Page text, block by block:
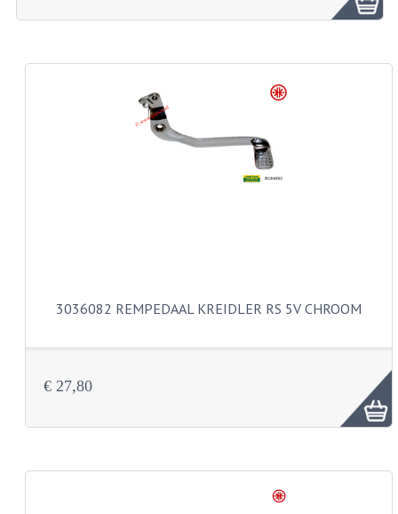
ZUNDAPP ONDERDELEN GEBRUIKT
REMDELEN GEBRUIKT
CADEAUTIPS (NIET ACTIEF)
MOTOR ONDERDELEN
FRAME ONDERDELEN
3036082 REMPEDAAL KREIDLER RS 5V CHROOM
€ 27,80